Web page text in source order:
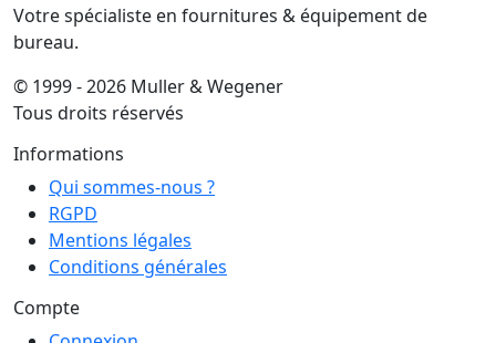
Votre spécialiste en fournitures & équipement de
bureau.
© 1999 - 2026 Muller & Wegener
Tous droits réservés
Informations
Qui sommes-nous ?
RGPD
Mentions légales
Conditions générales
Compte